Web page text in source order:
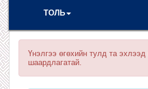
ТОЛЬ
Үнэлгээ өгөхийн тулд та эхлээд
шаардлагатай.